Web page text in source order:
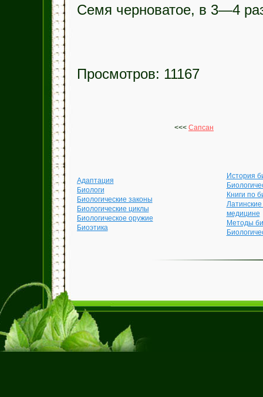
Семя черноватое, в 3—4
Просмотров: 11167
<<< Сапсан
Адаптация
Биологи
Биологические законы
Биологические циклы
Биологическое оружие
Биоэтика
История
Книги по
медицине
Методы